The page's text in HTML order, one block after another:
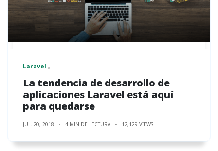
Laravel
La tendencia de desarrollo de
aplicaciones Laravel está aquí
para quedarse
JUL. 20, 2018 4 MIN DE LECTURA 12,129 VIEWS